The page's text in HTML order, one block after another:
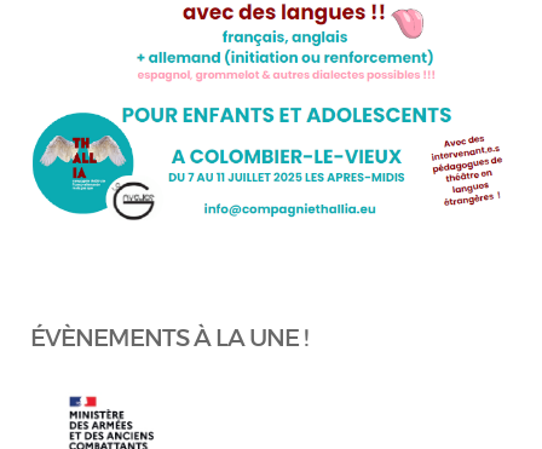
ÉVÈNEMENTS À LA UNE !